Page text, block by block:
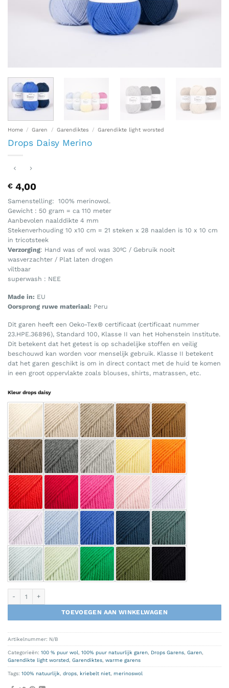
Home / Garen / Garendiktes / Garendikte light worsted
Drops Daisy Merino
€ 4,00
Samenstelling: 100% merinowol.
Gewicht : 50 gram = ca 110 meter
Aanbevolen naalddikte 4 mm
Stekenverhouding 10 x10 cm = 21 steken x 28 naalden is 10 x 10 cm
in tricotsteek
Verzorging: Hand was of wol was 30ºC / Gebruik nooit
wasverzachter / Plat laten drogen
viltbaar
superwash : NEE
Made in: EU
Oorsprong ruwe materiaal: Peru
Dit garen heeft een Oeko-Tex® certificaat (certificaat nummer
23.HPE.36896), Standard 100, Klasse II van het Hohenstein Institute.
Dit betekent dat het getest is op schadelijke stoffen en veilig
beschouwd kan worden voor menselijk gebruik. Klasse II betekent
dat het garen geschikt is om in direct contact met de huid te komen
in een groot oppervlakte zoals blouses, shirts, matrassen, etc.
Kleur drops daisy
TOEVOEGEN AAN WINKELWAGEN
Artikelnummer: N/B
Categorieën: 100 % puur wol 100% puur natuurlijk garen Drops Garens Garen
Garendikte light worsted Garendiktes warme garens
Tags: 100% natuurlijk drops kriebelt niet merinoswol